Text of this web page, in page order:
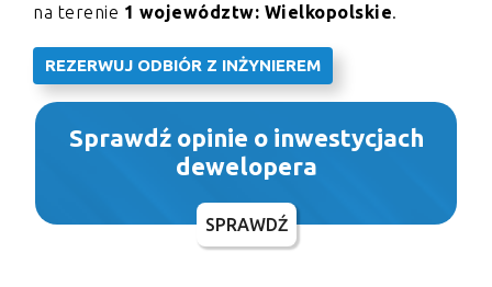
na terenie 1 województw: Wielkopolskie.
REZERWUJ ODBIÓR Z INŻYNIEREM
Sprawdź opinie o inwestycjach
dewelopera
SPRAWDŹ